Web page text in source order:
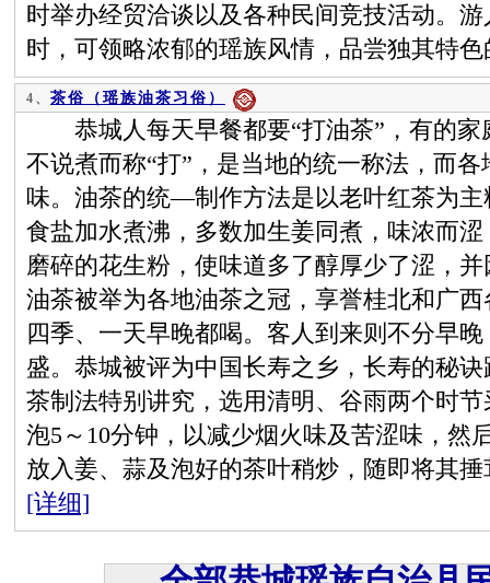
时举办经贸洽谈以及各种民间竞技活动。
时，可领略浓郁的瑶族风情，品尝独其特
4、 茶俗（瑶族油茶习俗）
恭城人每天早餐都要“打油茶”，有的家
不说煮而称“打”，是当地的统一称法，而
味。油茶的统—制作方法是以老叶红茶为
食盐加水煮沸，多数加生姜同煮，味浓而
磨碎的花生粉，使味道多了醇厚少了涩，
油茶被举为各地油茶之冠，享誉桂北和广
四季、一天早晚都喝。客人到来则不分早
盛。恭城被评为中国长寿之乡，长寿的秘
茶制法特别讲究，选用清明、谷雨两个时
泡5～10分钟，以减少烟火味及苦涩味，然
放入姜、蒜及泡好的茶叶稍炒，随即将其
[详细]